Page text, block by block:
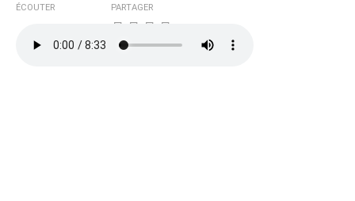
Ajoutez votre commentaire ici
ÉCOUTER PARTAGER